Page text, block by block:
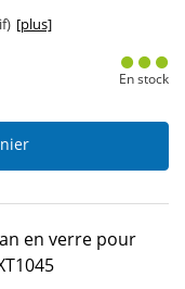
[plus]
En stock
en verre pour